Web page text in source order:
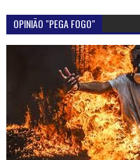
OPINIÃO "PEGA FOGO"